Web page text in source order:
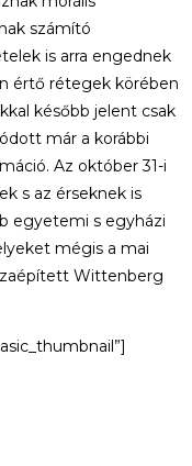
számító
is arra engednek
értő rétegek körében
később jelent csak
már a korábbi
Az október 31-i
s az érseknek is
egyetemi s egyházi
mégis a mai
Wittenberg